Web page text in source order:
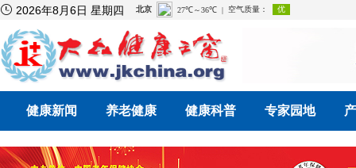
 2026年8月6日 星期四
健康新闻 养老健康 健康科普 专家园地